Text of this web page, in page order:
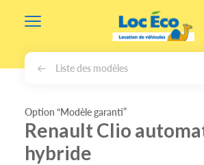
Liste des modèles
Option “Modèle garanti”
Renault Clio
hybride